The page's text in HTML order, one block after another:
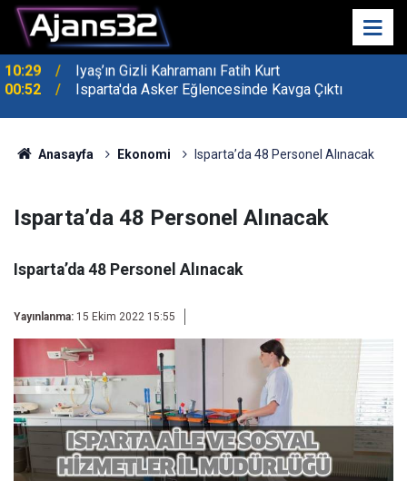
00:52 Isparta'da Asker Eğlencesinde Kavga Çıktı
Anasayfa Ekonomi Isparta’da 48 Personel Alınacak
Isparta’da 48 Personel Alınacak
Isparta’da 48 Personel Alınacak
Yayınlanma: 15 Ekim 2022 15:55